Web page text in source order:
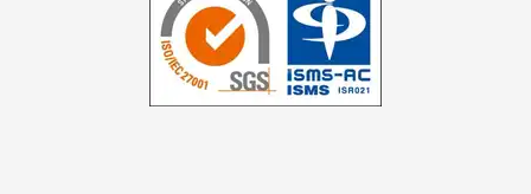
ホームインスペクション（住宅診断）
窓ガラスフィルム施工
シャッター修理・取り付け